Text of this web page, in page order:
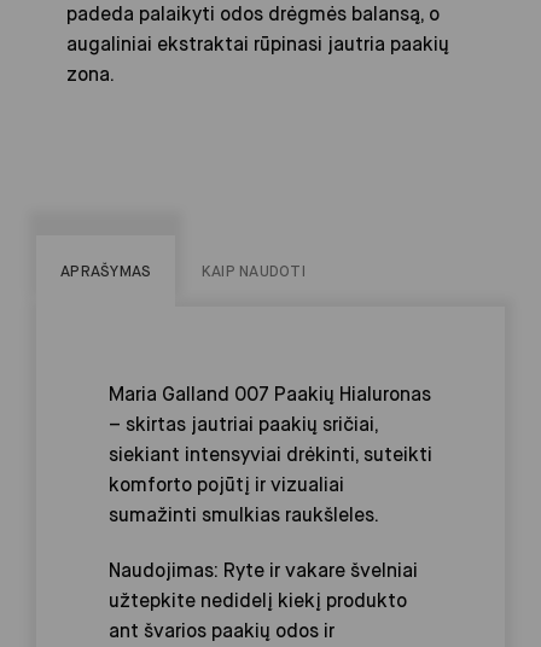
padeda palaikyti odos drėgmės balansą, o
augaliniai ekstraktai rūpinasi jautria paakių
zona.
APRAŠYMAS KAIP NAUDOTI
Maria Galland 007 Paakių Hialuronas
– skirtas jautriai paakių sričiai,
siekiant intensyviai drėkinti, suteikti
komforto pojūtį ir vizualiai
sumažinti smulkias raukšleles.
Naudojimas: Ryte ir vakare švelniai
užtepkite nedidelį kiekį produkto
ant švarios paakių odos ir